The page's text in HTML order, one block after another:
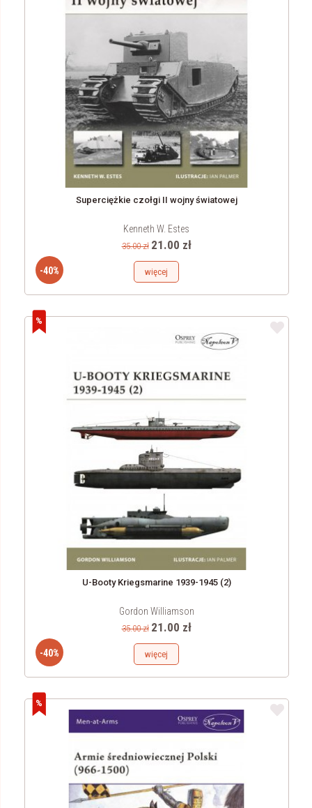
-40%
Superciężkie czołgi II wojny światowej
Kenneth W. Estes
35.00 zł 21.00 zł
więcej
-40%
U-Booty Kriegsmarine 1939-1945 (2)
Gordon Williamson
35.00 zł 21.00 zł
więcej